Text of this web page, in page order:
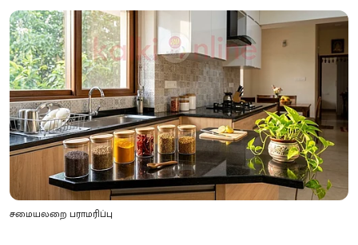
சமையலறை பராமரிப்பு